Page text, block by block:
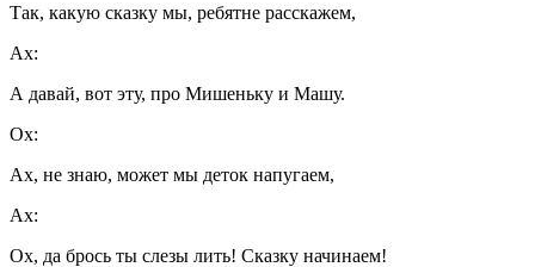
Так, какую сказку мы, ребятне расскажем,
Ах:
А давай, вот эту, про Мишеньку и Машу.
Ох:
Ах, не знаю, может мы деток напугаем,
Ах:
Ох, да брось ты слезы лить! Сказку начинаем!